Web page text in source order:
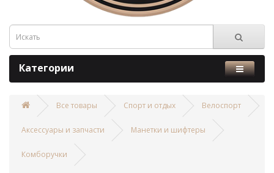
Категории
Все товары Спорт и отдых Велоспорт
Аксессуары и запчасти Манетки и шифтеры
Комборучки